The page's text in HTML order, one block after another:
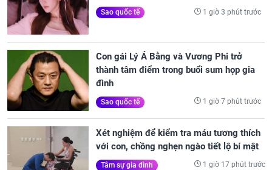
Sao quốc tế 1 giờ 3 phút trước
Con gái Lý Á Bằng và Vương Phi trở
thành tâm điểm trong buổi sum họp gia
đình
Sao quốc tế 1 giờ 7 phút trước
Xét nghiệm để kiểm tra máu tương thích
với con, chồng nghẹn ngào tiết lộ bí mật
Tâm sự gia đình 1 giờ 17 phút trước